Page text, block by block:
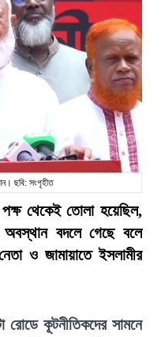
ছবি: সংগৃহীত
থেকেই তোলা হয়েছিল,
বদলে গেছে বলে
ও জামায়াতে ইসলামীর
রোডে কূটনীতিকদের সামনে